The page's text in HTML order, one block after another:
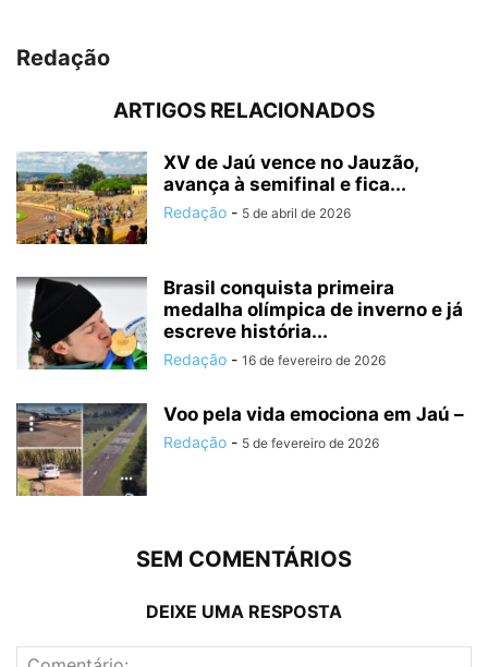
Redação
ARTIGOS RELACIONADOS
XV de Jaú vence no Jauzão,
avança à semifinal e fica...
Redação - 5 de abril de 2026
Brasil conquista primeira
medalha olímpica de inverno e já
escreve história...
Redação - 16 de fevereiro de 2026
Voo pela vida emociona em Jaú –
Redação - 5 de fevereiro de 2026
SEM COMENTÁRIOS
DEIXE UMA RESPOSTA